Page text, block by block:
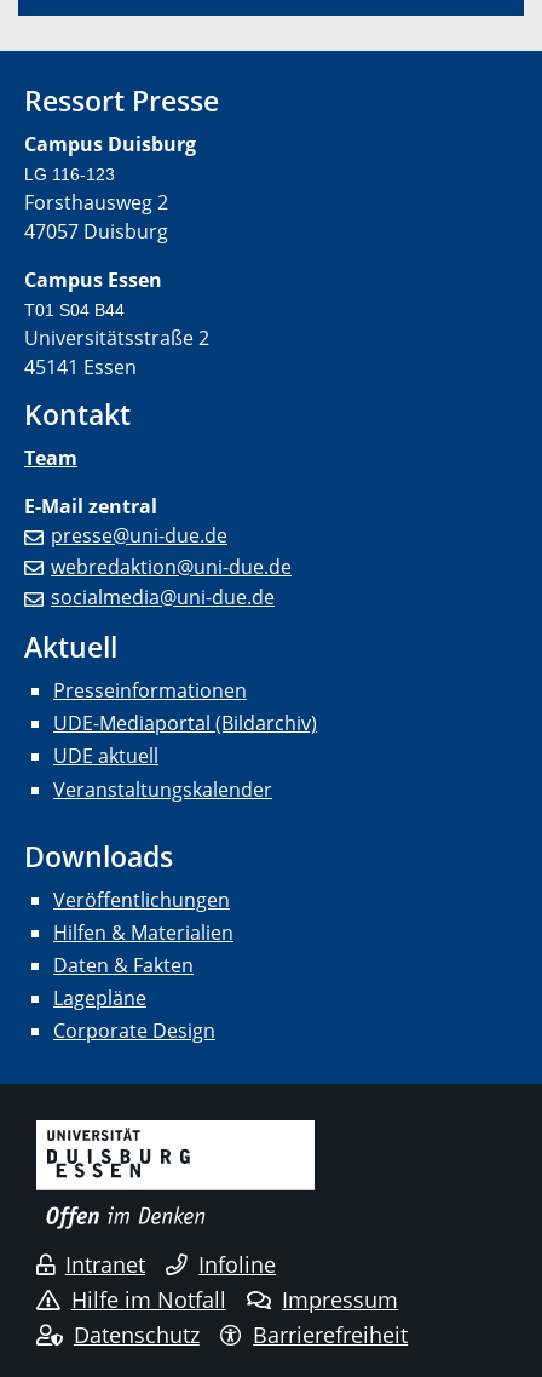
Ressort Presse
Campus Duisburg
LG 116-123
Forsthausweg 2
47057 Duisburg
Campus Essen
T01 S04 B44
Universitätsstraße 2
45141 Essen
Kontakt
Team
E-Mail zentral
presse@uni-due.de
webredaktion@uni-due.de
socialmedia@uni-due.de
Aktuell
Presseinformationen
UDE-Mediaportal (Bildarchiv)
UDE aktuell
Veranstaltungskalender
Downloads
Veröffentlichungen
Hilfen & Materialien
Daten & Fakten
Lagepläne
Corporate Design
Intranet
Infoline
Hilfe im Notfall
Impressum
Datenschutz
Barrierefreiheit